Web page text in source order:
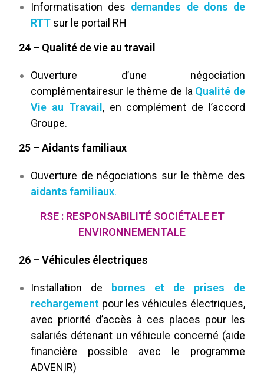
Informatisation des demandes de dons de
RTT sur le portail RH
24 – Qualité de vie au travail
Ouverture d’une négociation
complémentairesur le thème de la Qualité de
Vie au Travail , en complément de l’accord
Groupe.
25 – Aidants familiaux
Ouverture de négociations sur le thème des
aidants familiaux.
RSE : RESPONSABILITÉ SOCIÉTALE ET
ENVIRONNEMENTALE
26 – Véhicules électriques
Installation de
bornes et de prises de
rechargement pour les véhicules électriques,
avec priorité d’accès à ces places pour les
salariés détenant un véhicule concerné (aide
financière possible avec le programme
ADVENIR)